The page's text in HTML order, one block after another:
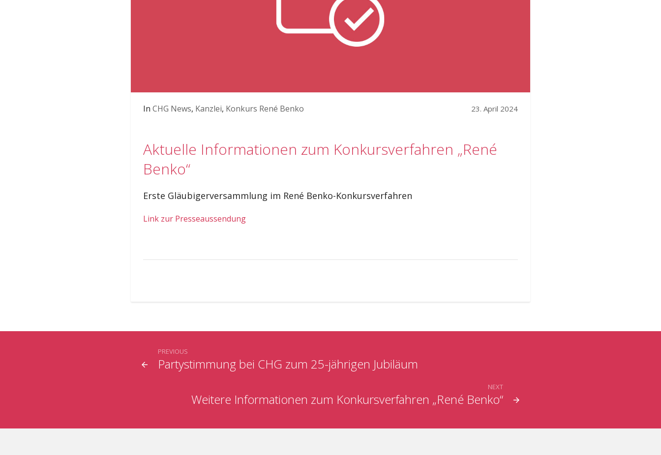
In CHG News, Kanzlei, Konkurs René Benko 23. April 2024
Aktuelle Informationen zum Konkursverfahren „René
Benko“
Erste Gläubigerversammlung im René Benko-Konkursverfahren
Link zur Presseaussendung
Partystimmung bei CHG zum 25-jährigen Jubiläum
PREVIOUS
Weitere Informationen zum Konkursverfahren „René Benko“
NEXT